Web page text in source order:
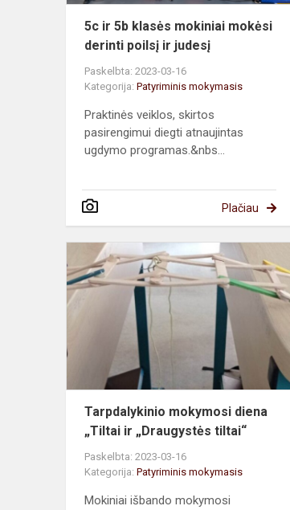
5c ir 5b klasės mokiniai mokėsi
derinti poilsį ir judesį
Paskelbta: 2023-03-16
Kategorija: Patyriminis mokymasis
Praktinės veiklos, skirtos
pasirengimui diegti atnaujintas
ugdymo programas.&nbs...
Plačiau
Tarpdalykinio mokymosi diena
„Tiltai ir „Draugystės tiltai“
Paskelbta: 2023-03-16
Kategorija: Patyriminis mokymasis
Mokiniai išbando mokymosi